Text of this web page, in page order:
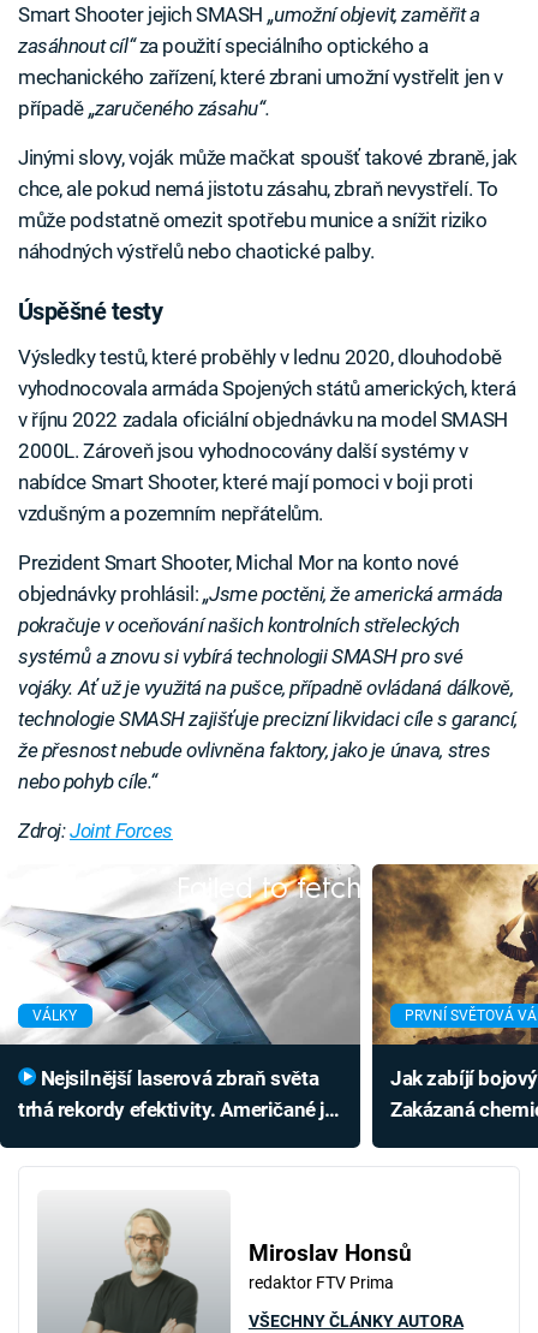
Smart Shooter jejich SMASH „umožní objevit, zaměřit a
zasáhnout cíl“za použití speciálního optického a
mechanického zařízení, které zbrani umožní vystřelit jen v
případě „zaručeného zásahu“.
Jinými slovy, voják může mačkat spoušť takové zbraně, jak
chce, ale pokud nemá jistotu zásahu, zbraň nevystřelí. To
může podstatně omezit spotřebu munice a snížit riziko
náhodných výstřelů nebo chaotické palby.
Úspěšné testy
Výsledky testů, které proběhly v lednu 2020, dlouhodobě
vyhodnocovala armáda Spojených států amerických, která
v říjnu 2022 zadala oficiální objednávku na model SMASH
2000L. Zároveň jsou vyhodnocovány další systémy v
nabídce Smart Shooter, které mají pomoci v boji proti
vzdušným a pozemním nepřátelům.
Prezident Smart Shooter, Michal Mor na konto nové
objednávky prohlásil: „Jsme poctěni, že americká armáda
pokračuje v oceňování našich kontrolních střeleckých
systémů a znovu si vybírá technologii SMASH pro své
vojáky. Ať už je využitá na pušce, případně ovládaná dálkově,
technologie SMASH zajišťuje precizní likvidaci cíle s garancí,
že přesnost nebude ovlivněna faktory, jako je únava, stres
nebo pohyb cíle.“
Zdroj:Joint Forces
Failed to fetch
VÁLKY
trhá rekordy efektivity. Američané ji
PRVNÍ SVĚTOVÁ
Jak zabíjí
Zakázaná
Miroslav Honsů
redaktor FTV Prima
VŠECHNY ČLÁNKY AUTORA